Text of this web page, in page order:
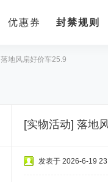
优惠券 封禁规则
落地风扇好价车25.9
[实物活动] 落地
发表于 2026-6-19